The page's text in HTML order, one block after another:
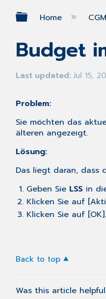
Expand/
Home
Budget
Last updated Jul 15,
Problem:
Sie möchten das
älteren angezeigt.
Lösung:
Das liegt daran, dass
Geben Sie LSS in
Klicken Sie auf
Klicken Sie auf
Back to top
Was this article